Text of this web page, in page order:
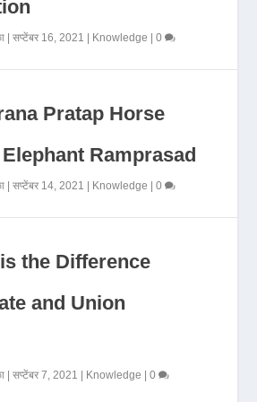
|सप्टेंबर 16, 2021 Knowledge |0
Pratap Horse
Ramprasad
|सप्टेंबर 14, 2021 Knowledge |0
the Difference
and Union
|सप्टेंबर 7, 2021 Knowledge |0